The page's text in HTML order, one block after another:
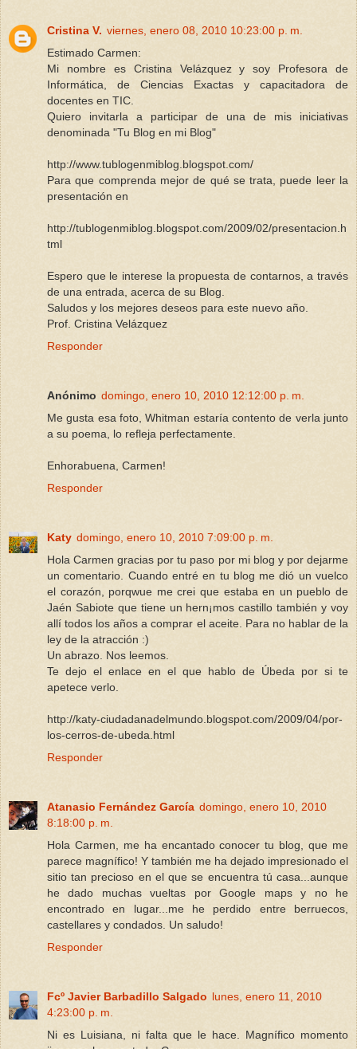
Cristina V. viernes, enero 08, 2010 10:23:00 p. m.
Estimado Carmen:
Mi nombre es Cristina Velázquez y soy Profesora de
Informática, de Ciencias Exactas y capacitadora de
docentes en TIC.
Quiero invitarla a participar de una de mis iniciativas
denominada "Tu Blog en mi Blog"
http://www.tublogenmiblog.blogspot.com/
Para que comprenda mejor de qué se trata, puede leer la
presentación en
http://tublogenmiblog.blogspot.com/2009/02/presentacion.h
tml
Espero que le interese la propuesta de contarnos, a través
de una entrada, acerca de su Blog.
Saludos y los mejores deseos para este nuevo año.
Prof. Cristina Velázquez
Responder
Anónimo domingo, enero 10, 2010 12:12:00 p. m.
Me gusta esa foto, Whitman estaría contento de verla junto
a su poema, lo refleja perfectamente.
Enhorabuena, Carmen!
Responder
Katy domingo, enero 10, 2010 7:09:00 p. m.
Hola Carmen gracias por tu paso por mi blog y por dejarme
un comentario. Cuando entré en tu blog me dió un vuelco
el corazón, porqwue me crei que estaba en un pueblo de
Jaén Sabiote que tiene un hern¡mos castillo también y voy
allí todos los años a comprar el aceite. Para no hablar de la
ley de la atracción :)
Un abrazo. Nos leemos.
Te dejo el enlace en el que hablo de Úbeda por si te
apetece verlo.
http://katy-ciudadanadelmundo.blogspot.com/2009/04/por-
los-cerros-de-ubeda.html
Responder
Atanasio Fernández García domingo, enero 10, 2010
8:18:00 p. m.
Hola Carmen, me ha encantado conocer tu blog, que me
parece magnífico! Y también me ha dejado impresionado el
sitio tan precioso en el que se encuentra tú casa...aunque
he dado muchas vueltas por Google maps y no he
encontrado en lugar...me he perdido entre berruecos,
castellares y condados. Un saludo!
Responder
Fcº Javier Barbadillo Salgado lunes, enero 11, 2010
4:23:00 p. m.
Ni es Luisiana, ni falta que le hace. Magnífico momento